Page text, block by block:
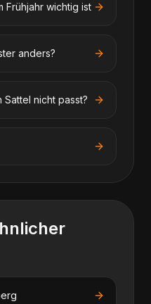
Frühjahr wichtig ist
anders?
nicht passt?